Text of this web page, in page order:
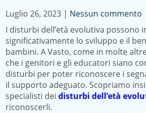
Luglio 26, 2023 | Nessun commento
I disturbi dell’età evolutiva possono
significativamente lo sviluppo e il
bambini. A Vasto, come in molte
che i genitori e gli educatori siano
disturbi per poter riconoscere i
il supporto adeguato. Scopriamo
specialisti deidisturbi dell’età
riconoscerli.